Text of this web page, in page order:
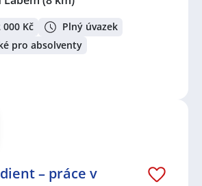
000 Kč
Plný úvazek
pro absolventy
– práce v